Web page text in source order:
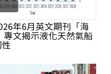
年6月英文期刊「海
專文揭示液化天然氣船